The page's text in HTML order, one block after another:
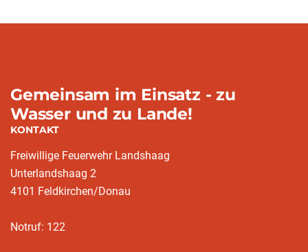
Gemeinsam im Einsatz - zu
Wasser und zu Lande!
KONTAKT
Freiwillige Feuerwehr Landshaag
Unterlandshaag 2
4101 Feldkirchen/Donau
Notruf: 122